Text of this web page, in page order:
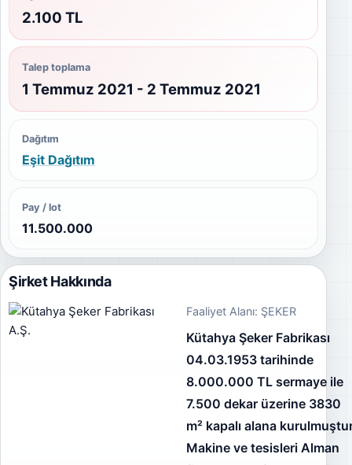
2.100 TL
Talep toplama
1 Temmuz 2021 - 2 Temmuz 2021
Dağıtım
Eşit Dağıtım
Pay / lot
11.500.000
Şirket Hakkında
Faaliyet Alanı: ŞEKER
Kütahya Şeker Fabrikası
04.03.1953 tarihinde
8.000.000 TL sermaye ile
7.500 dekar üzerine 3830
m² kapalı alana
Makine ve tesisleri Alman